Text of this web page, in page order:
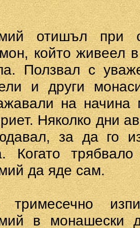
отишъл при
който живеел в
Ползвал с
и други
на
Няколко дни
за да го
Когато
да яде сам.
тримесечно
в монашески